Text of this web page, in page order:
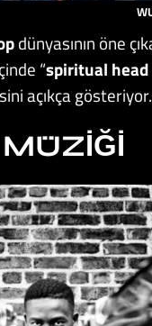
dünyasının öne
“spiritual
açıkça gösteriyor.